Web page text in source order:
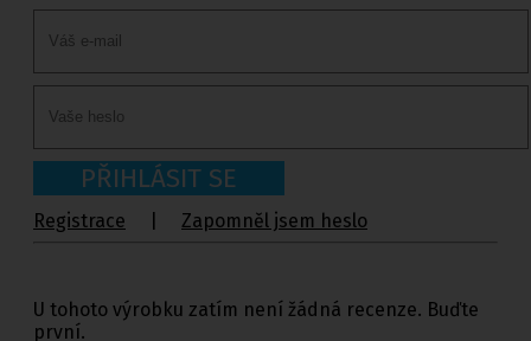
PŘIHLÁSIT SE
Registrace Zapomněl jsem heslo
U tohoto výrobku zatím není žádná recenze. Buďte
první.